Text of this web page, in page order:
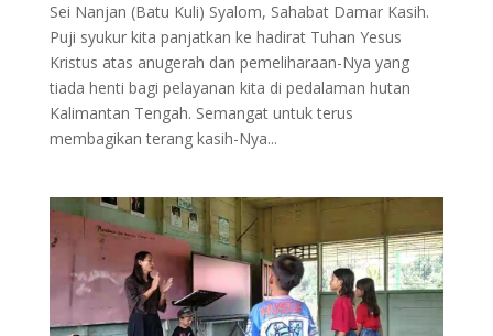
Sei Nanjan (Batu Kuli) Syalom, Sahabat Damar Kasih.
Puji syukur kita panjatkan ke hadirat Tuhan Yesus
Kristus atas anugerah dan pemeliharaan-Nya yang
tiada henti bagi pelayanan kita di pedalaman hutan
Kalimantan Tengah. Semangat untuk terus
membagikan terang kasih-Nya...